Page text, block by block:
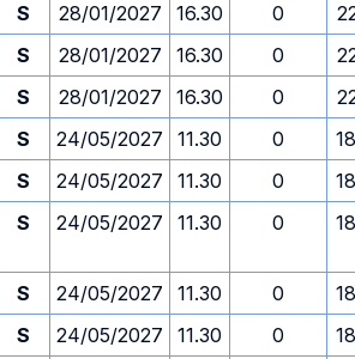
S 28/01/2027 16.30 0
S 28/01/2027 16.30 0
S 28/01/2027 16.30 0
S 24/05/2027 11.30 0
S 24/05/2027 11.30 0
S 24/05/2027 11.30 0
S 24/05/2027 11.30 0
S 24/05/2027 11.30 0